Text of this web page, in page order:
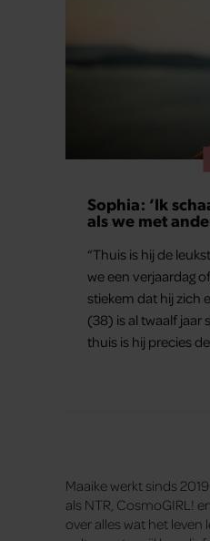
Sophia: ‘Ik
als we met
“Thuis is hij de
we een verjaardag
stiekem dat hij zich
(38) is al twaalf jaar
thuis is hij precies
Maaike werkt sinds
als NTR, CosmoGIRL!
over alles wat het